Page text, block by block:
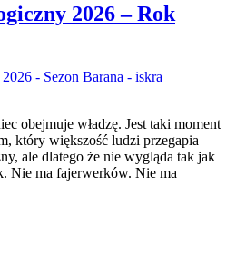
2026 – Rok
obejmuje władzę. Jest taki moment
który większość ludzi przegapia —
ale dlatego że nie wygląda tak jak
Nie ma fajerwerków. Nie ma